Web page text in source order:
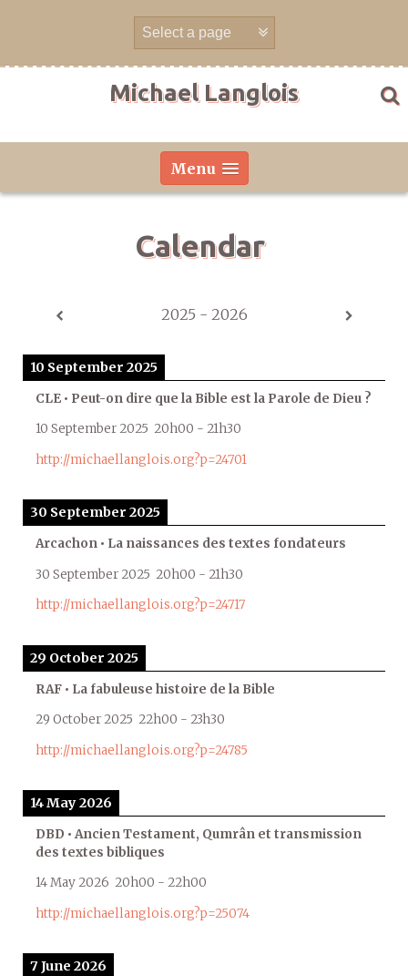
Michael Langlois
Menu
Calendar
2025 - 2026
10 September 2025
CLE • Peut-on dire que la Bible est la Parole de Dieu ?
10 September 2025 20h00 - 21h30
http://michaellanglois.org?p=24701
30 September 2025
Arcachon • La naissances des textes fondateurs
30 September 2025 20h00 - 21h30
http://michaellanglois.org?p=24717
29 October 2025
RAF • La fabuleuse histoire de la Bible
29 October 2025 22h00 - 23h30
http://michaellanglois.org?p=24785
14 May 2026
DBD • Ancien Testament, Qumrân et transmission
des textes bibliques
14 May 2026 20h00 - 22h00
http://michaellanglois.org?p=25074
7 June 2026